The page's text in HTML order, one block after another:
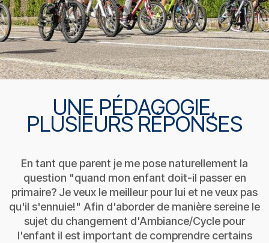
UNE PÉDAGOGIE,
PLUSIEURS RÉPONSES
En tant que parent je me pose naturellement la
question "quand mon enfant doit-il passer en
primaire? Je veux le meilleur pour lui et ne veux pas
qu'il s'ennuie!" Afin d'aborder de manière sereine le
sujet du changement d'Ambiance/Cycle pour
l'enfant il est important de comprendre certains